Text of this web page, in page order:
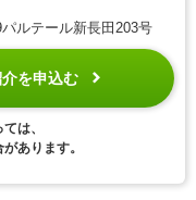
ルテール新長田203号
を申込む
は、
あります。